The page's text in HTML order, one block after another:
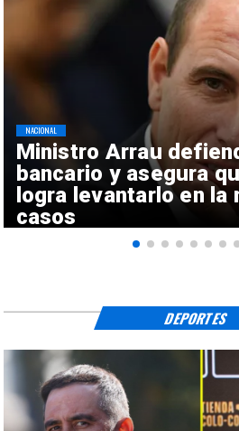
Ministro Arrau
bancario y asegura
logra levantarlo en la
casos
NACIONAL
DEPORTES